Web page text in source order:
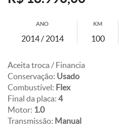
ANO
2014 / 2014
KM
100
Aceita troca / Financia
Conservação: Usado
Combustível: Flex
Final da placa: 4
Motor: 1.0
Transmissão: Manual